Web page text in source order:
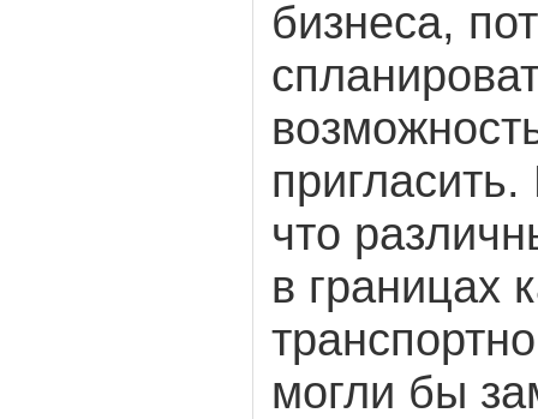
бизнеса,
что
в границах
могли бы